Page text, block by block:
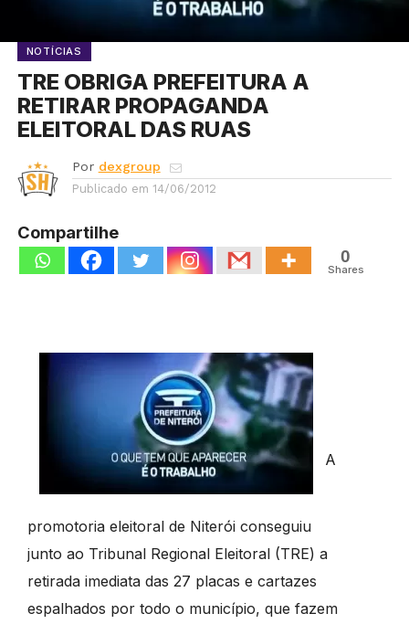
NOTÍCIAS
TRE OBRIGA PREFEITURA A
RETIRAR PROPAGANDA
ELEITORAL DAS RUAS
Por dexgroup
Publicado em 14/06/2012
Compartilhe
0
Shares
A
promotoria eleitoral de Niterói conseguiu
junto ao Tribunal Regional Eleitoral (TRE) a
retirada imediata das 27 placas e cartazes
espalhados por todo o município, que fazem